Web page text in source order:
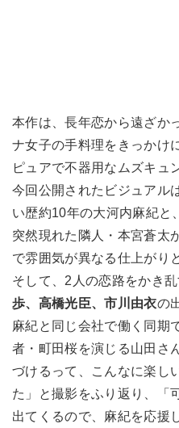
本作は、長年恋から遠ざか
ナ女子の手料理をきっかけ
ピュアで不器用なムズキュ
今回公開されたビジュアル
い歴約10年の大河内麻紀と
突然現れた隣人・本宮蒼太
で雰囲気が異なる仕上がり
そして、2人の恋路をかき乱
歩、高橋光臣、市川由衣の
麻紀と同じ会社で働く同期
者・町田桜を演じる山田さ
づけるって、こんなに楽し
た」と撮影をふり返り、「
出てくるので、麻紀を応援